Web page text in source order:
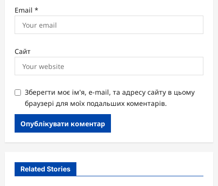
Email *
Сайт
Зберегти моє ім'я, e-mail, та адресу сайту в цьому
браузері для моїх подальших коментарів.
Related Stories